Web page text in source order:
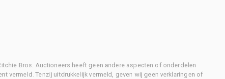
Bros. Auctioneers heeft geen andere aspecten of onderdelen
vermeld. Tenzij uitdrukkelijk vermeld, geven wij geen verklaringen of